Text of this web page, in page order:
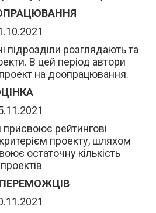
підрозділи розглядають та
В цей період автори
на доопрацювання.
присвоює рейтингові
проекту, шляхом
остаточну кількість